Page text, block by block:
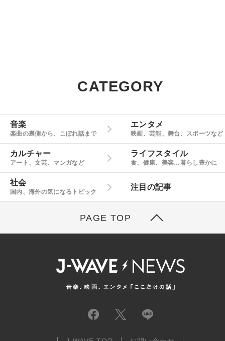
CATEGORY
音楽
楽曲の裏側から、こぼれ話まで
エンタメ
映画、芸能、舞台、スポーツなど
カルチャー
アート、文芸、マンガなど
ライフスタイル
食、健康、美容…暮らし豊かに
社会
国内、海外の気になるトピック
注目の記事
PAGE TOP